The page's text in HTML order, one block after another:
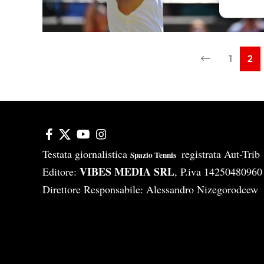
scelte
1 2
Testata giornalistica Spazio Tennis registrata Aut-
Editore: VIBES MEDIA SRL, P.iva 14250480960
Direttore Responsabile: Alessandro Nizegorodcew